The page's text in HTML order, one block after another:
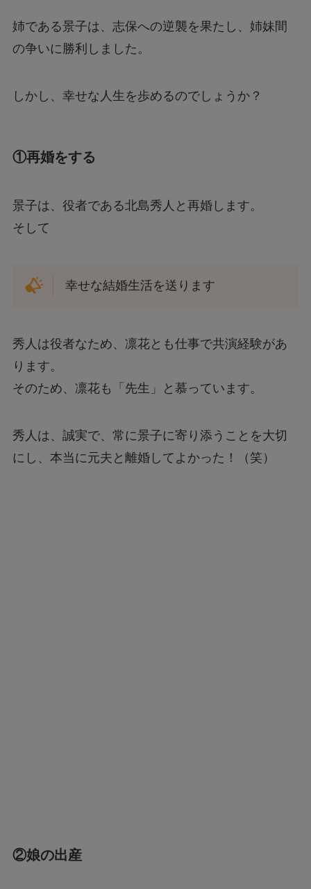
姉である景子は、志保への逆襲を果たし、姉妹間
の争いに勝利しました。
しかし、幸せな人生を歩めるのでしょうか？
①再婚をする
景子は、役者である北島秀人と再婚します。
そして
幸せな結婚生活を送ります
秀人は役者なため、凛花とも仕事で共演経験があ
ります。
そのため、凛花も「先生」と慕っています。
秀人は、誠実で、常に景子に寄り添うことを大切
にし、本当に元夫と離婚してよかった！（笑）
②娘の出産